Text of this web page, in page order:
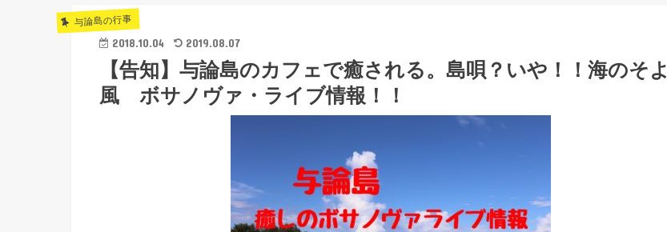
与論島の行事
2018.10.04 2019.08.07
【告知】与論島のカフェで癒される。島唄？いや！！海のそよ
風 ボサノヴァ・ライブ情報！！